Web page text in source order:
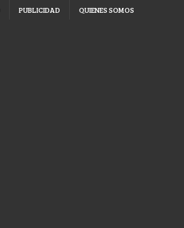
PUBLICIDAD QUIENES SOMOS